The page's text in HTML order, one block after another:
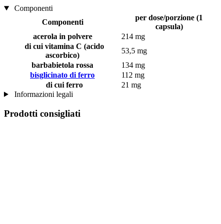
Componenti
Componenti
per dose/porzione (1
capsula)
acerola in polvere
214 mg
di cui vitamina C (acido
ascorbico)
53,5 mg
barbabietola rossa
134 mg
bisglicinato di ferro
112 mg
di cui ferro
21 mg
Informazioni legali
Prodotti consigliati